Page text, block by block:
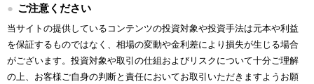
ご注意ください
当サイトの提供しているコンテンツの投資対象や投資手法は元本や利益
を保証するものではなく、相場の変動や金利差により損失が生じる場合
がございます。投資対象や取引の仕組およびリスクについて十分ご理解
の上、お客様ご自身の判断と責任においてお取引いただきますようお願